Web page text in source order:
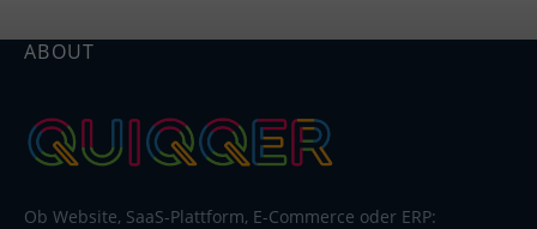
ABOUT
Ob Website, SaaS-Plattform, E-Commerce oder ERP: